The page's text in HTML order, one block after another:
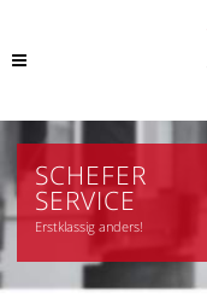
SCHEFER
SERVICE
Erstklassig anders!